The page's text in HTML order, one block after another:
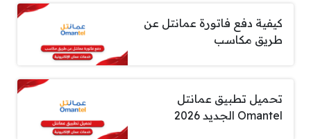
كيفية دفع فاتورة عمانتل عن
طريق مكاسب
تحميل تطبيق عمانتل
Omantel الجديد 2026